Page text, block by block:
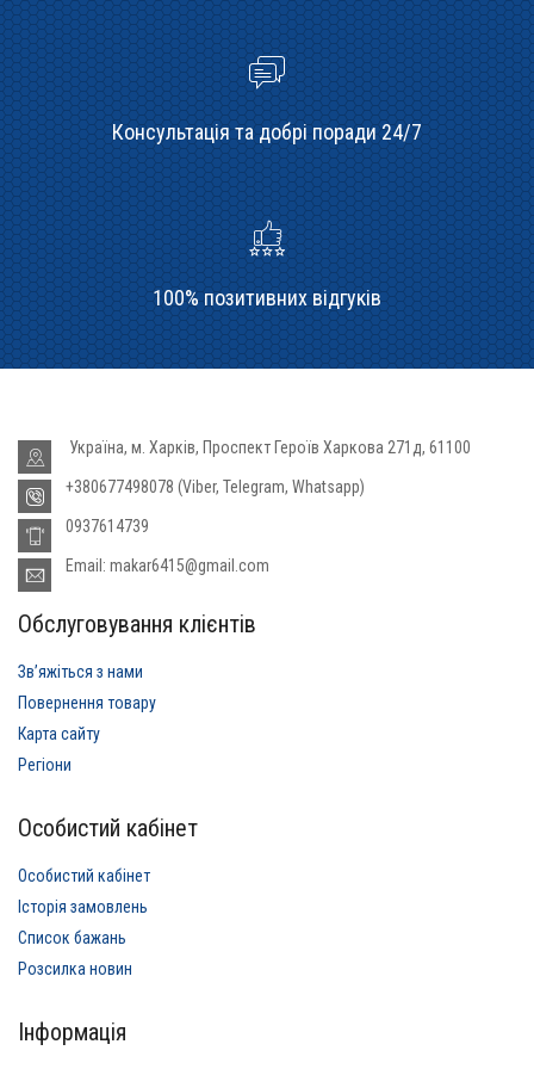
Консультація та добрі поради 24/7
100% позитивних відгуків
Україна, м. Харків, Проспект Героїв Харкова 271д, 61100
+380677498078 (Viber, Telegram, Whatsapp)
0937614739
Email: makar6415@gmail.com
Обслуговування клієнтів
Звʼяжіться з нами
Повернення товару
Карта сайту
Регіони
Особистий кабінет
Особистий кабінет
Історія замовлень
Список бажань
Розсилка новин
Інформація